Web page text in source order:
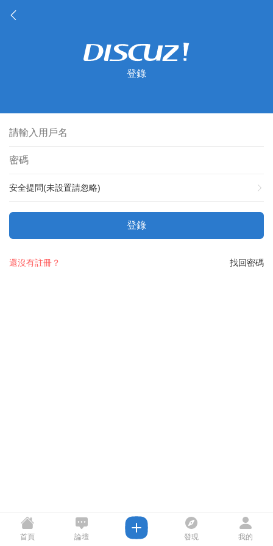
登錄
安全提問(未設置請忽略)
登錄
找回密碼
還沒有註冊？
首頁 論壇 發現 我的